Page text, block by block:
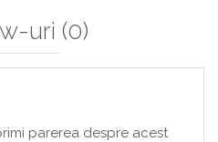
uri (0)
parerea despre acest